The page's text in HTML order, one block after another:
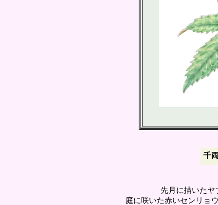
千
先月に描いたヤ
庭に咲いた赤いセンリョ